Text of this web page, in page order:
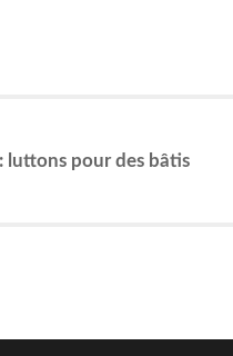
lut­tons pour des bâtis